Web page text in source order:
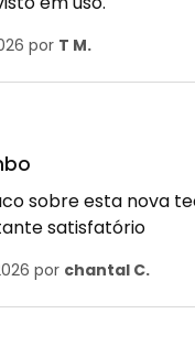
por T M.
sobre esta nova
satisfatório
por chantal C.